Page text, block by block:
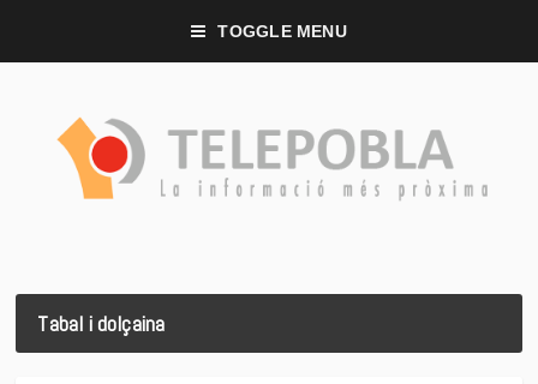
TOGGLE MENU
Tabal i dolçaina